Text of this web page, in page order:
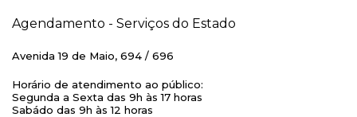
Agendamento - Serviços do Estado
Avenida 19 de Maio, 694 / 696
Horário de atendimento ao público:
Segunda a Sexta das 9h às 17 horas
Sabádo das 9h às 12 horas